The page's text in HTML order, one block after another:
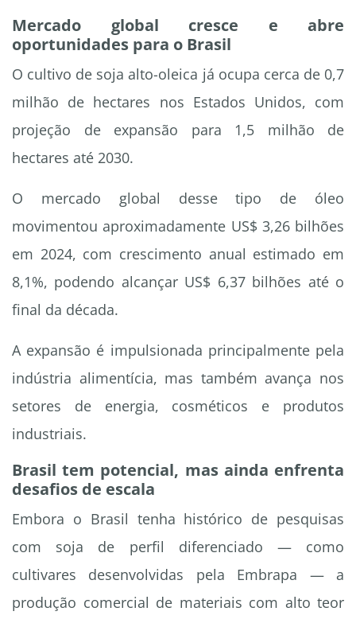
Mercado global cresce e abre
oportunidades para o Brasil
O cultivo de soja alto-oleica já ocupa cerca de 0,7
milhão de hectares nos Estados Unidos, com
projeção de expansão para 1,5 milhão de
hectares até 2030.
O mercado global desse tipo de óleo
movimentou aproximadamente US$ 3,26 bilhões
em 2024, com crescimento anual estimado em
8,1%, podendo alcançar US$ 6,37 bilhões até o
final da década.
A expansão é impulsionada principalmente pela
indústria alimentícia, mas também avança nos
setores de energia, cosméticos e produtos
industriais.
Brasil tem potencial, mas ainda enfrenta
desafios de escala
Embora o Brasil tenha histórico de pesquisas
com soja de perfil diferenciado — como
cultivares desenvolvidas pela Embrapa — a
produção comercial de materiais com alto teor